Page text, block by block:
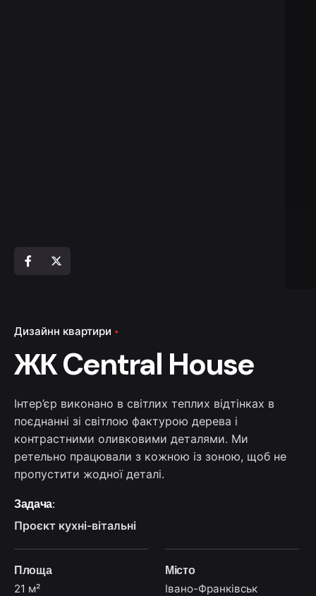
Дизайнн квартири
ЖК Central House
Інтер’єр виконано в світлих теплих відтінках в
поєднанні зі світлою фактурою дерева і
контрастними оливковими деталями. Ми
ретельно працювали з кожною із зоною, щоб не
пропустити жодної деталі.
Задача:
Проєкт кухні-вітальні
Площа
21 м²
Місто
Івано-Франківськ